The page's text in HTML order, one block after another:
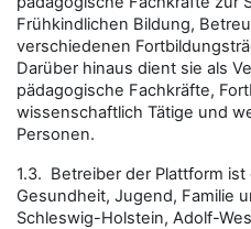
Frühkindlichen Bildung,
verschiedenen
Darüber hinaus dient sie als
pädagogische Fachkräfte,
wissenschaftlich Tätige und
Personen.
1.3. Betreiber der Plattform
Gesundheit, Jugend, Familie
Schleswig-Holstein, Adolf-